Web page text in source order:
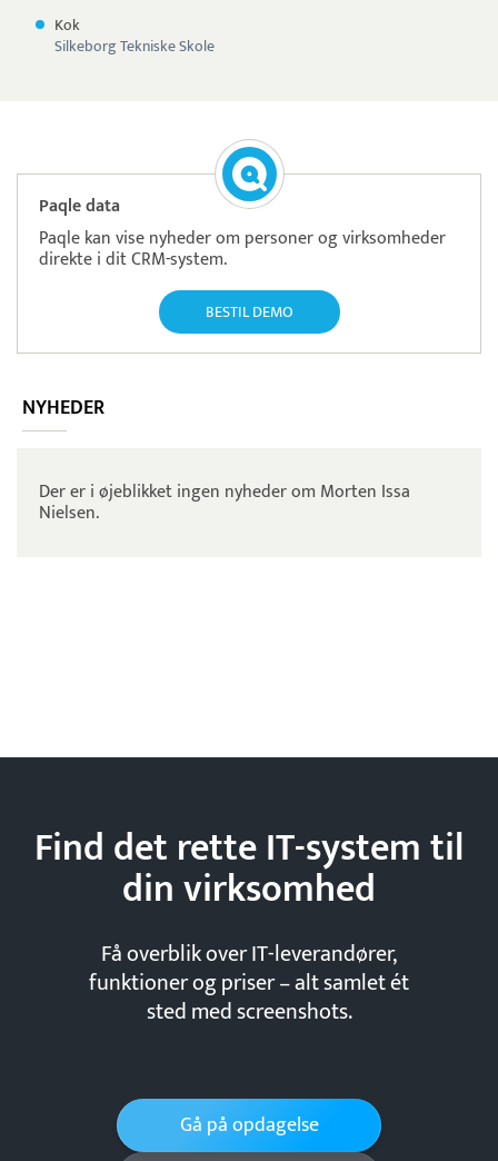
Kok
Silkeborg Tekniske Skole
Paqle data
Paqle kan vise nyheder om personer og virksomheder
direkte i dit CRM-system.
BESTIL DEMO
NYHEDER
Der er i øjeblikket ingen nyheder om Morten Issa
Nielsen.
Find det rette IT-system til
dinvirksomhed
Få overblik over IT-leverandører,
funktioner og priser – alt samlet ét
sted med screenshots.
Gå på opdagelse